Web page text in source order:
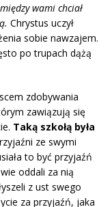
wami chciał
Chrystus uczył
sobie nawzajem.
po trupach dążą
zdobywania
zawiązują się
Taką szkołą była
ze swymi
to być przyjaźń
oddali za nią
z ust swego
za przyjaźń, jaka